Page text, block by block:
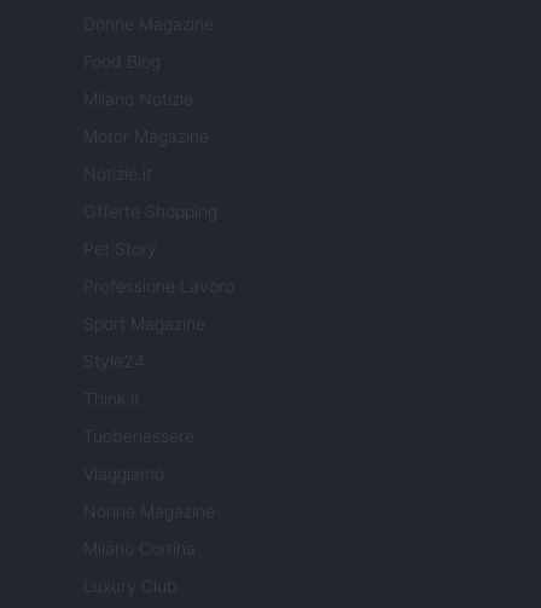
Donne Magazine
Food Blog
Milano Notizie
Motor Magazine
Notizie.it
Offerte Shopping
Professione Lavoro
Sport Magazine
Style24
Think.it
Tuobenessere
Viaggiamo
Nonne Magazine
Milano Cortina
Luxury Club